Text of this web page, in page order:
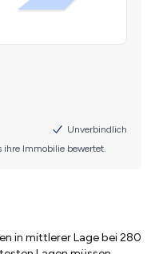
in mittlerer Lage bei 280